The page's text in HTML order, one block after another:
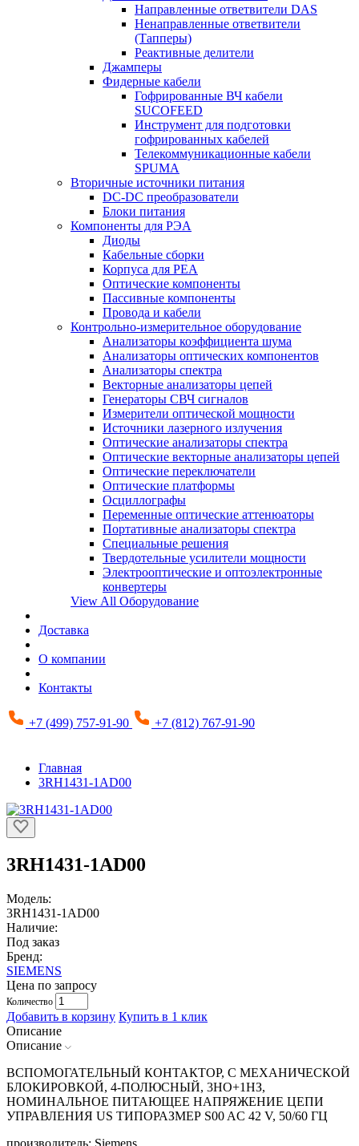
Направленные ответвители DAS
Ненаправленные ответвители
(Тапперы)
Реактивные делители
Джамперы
Фидерные кабели
Гофрированные ВЧ кабели
SUCOFEED
Инструмент для подготовки
гофрированных кабелей
Телекоммуникационные кабели
SPUMA
Вторичные источники питания
DC-DC преобразователи
Блоки питания
Компоненты для РЭА
Диоды
Кабельные сборки
Корпуса для РЕА
Оптические компоненты
Пассивные компоненты
Провода и кабели
Контрольно-измерительное оборудование
Анализаторы коэффициента шума
Анализаторы оптических компонентов
Анализаторы спектра
Векторные анализаторы цепей
Генераторы СВЧ сигналов
Измерители оптической мощности
Источники лазерного излучения
Оптические анализаторы спектра
Оптические векторные анализаторы цепей
Оптические переключатели
Оптические платформы
Осциллографы
Переменные оптические аттенюаторы
Портативные анализаторы спектра
Специальные решения
Твердотельные усилители мощности
Электрооптические и оптоэлектронные
конвертеры
View All Оборудование
Доставка
О компании
Контакты
+7 (499) 757-91-90 +7 (812) 767-91-90
Главная
3RH1431-1AD00
3RH1431-1AD00
Модель:
3RH1431-1AD00
Наличие:
Под заказ
Бренд:
SIEMENS
Цена по запросу
Количество
Добавить в корзину Купить в 1 клик
Описание
Описание
ВСПОМОГАТЕЛЬНЫЙ КОНТАКТОР, С МЕХАНИЧЕСКОЙ
БЛОКИРОВКОЙ, 4-ПОЛЮСНЫЙ, 3НO+1НЗ,
НОМИНАЛЬНОЕ ПИТАЮЩЕЕ НАПРЯЖЕНИЕ ЦЕПИ
УПРАВЛЕНИЯ US ТИПОРАЗМЕР S00 AC 42 V, 50/60 ГЦ
производитель: Siemens